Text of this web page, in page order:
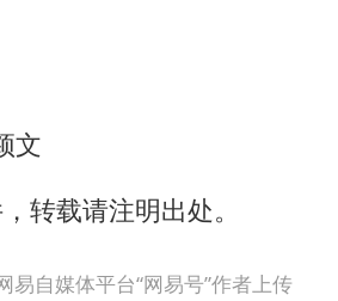
文
转载请注明出处。
易自媒体平台“网易号”作者上传